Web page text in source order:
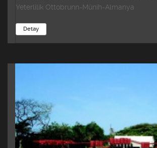
Yeterlilik Ottobrunn-Münih-Almanya
Detay